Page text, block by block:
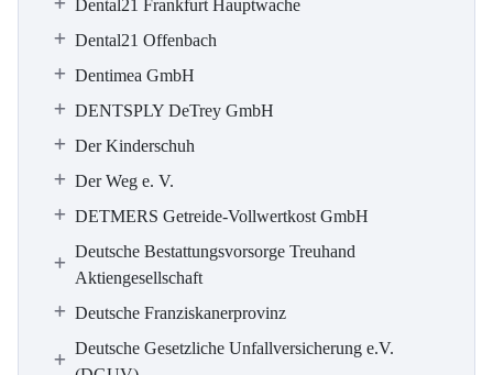
Dental21 Frankfurt Hauptwache
Dental21 Offenbach
Dentimea GmbH
DENTSPLY DeTrey GmbH
Der Kinderschuh
Der Weg e. V.
DETMERS Getreide-Vollwertkost GmbH
Deutsche Bestattungsvorsorge Treuhand
Aktiengesellschaft
Deutsche Franziskanerprovinz
Deutsche Gesetzliche Unfallversicherung e.V.